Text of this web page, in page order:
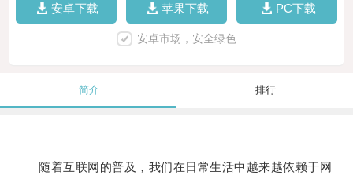
安卓下载 苹果下载 PC下载
安卓市场，安全绿色
简介 排行
随着互联网的普及，我们在日常生活中越来越依赖于网